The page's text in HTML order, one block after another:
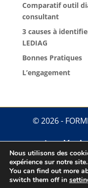
Comparatif outil
consultant
3 causes à
LEDIAG
Bonnes Pratiques
L’engagement
© 2026 -
mentions
Nous utilisons des
expérience sur notre site.
You can find out more
switch them off in